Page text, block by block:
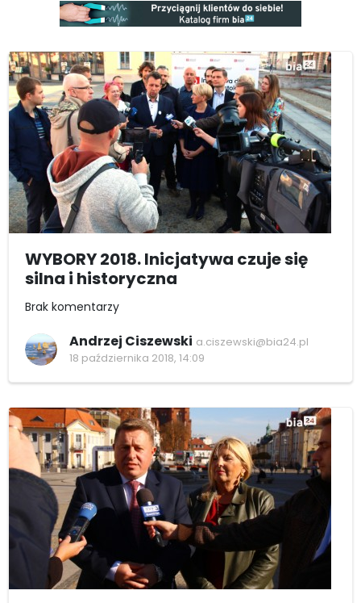
WYBORY 2018. Inicjatywa czuje się
silna i historyczna
Brak komentarzy
Andrzej Ciszewski a.ciszewski@bia24.pl
18 października 2018, 14:09